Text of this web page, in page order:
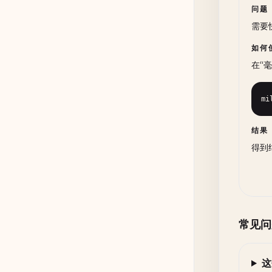
问题
需要
如何
在“
结果
得到
常见